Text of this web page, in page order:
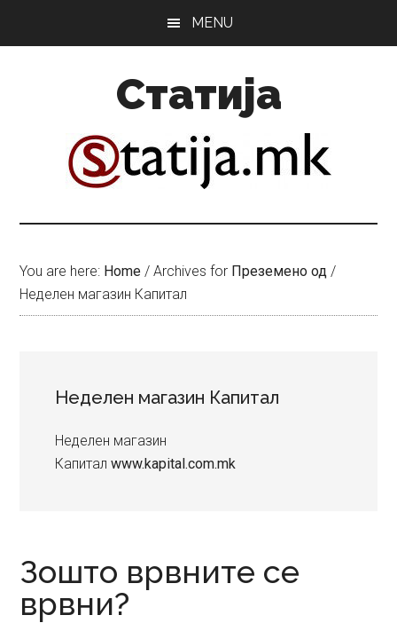
MENU
Статија
You are here: Home / Archives for Преземено од /
Неделен магазин Капитал
Неделен магазин Капитал
Неделен магазин
Капиталwww.kapital.com.mk
Зошто врвните се
врвни?